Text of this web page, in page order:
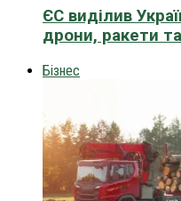
ЄС виділив
дрони, ракети
Бізнес